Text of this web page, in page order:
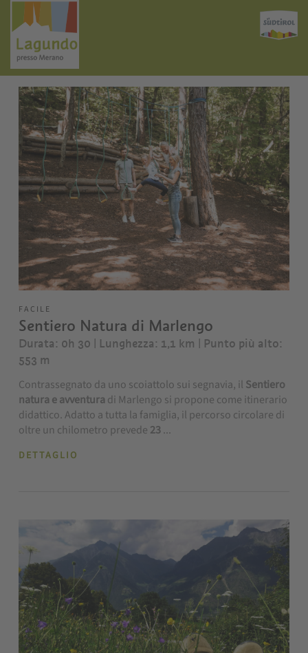
FACILE
Sentiero Natura di Marlengo
Durata: 0h 30 | Lunghezza: 1,1 km | Punto più alto:
553 m
Contrassegnato da uno scoiattolo sui segnavia, il Sentiero
natura e avventura di Marlengo si propone come itinerario
didattico. Adatto a tutta la famiglia, il percorso circolare di
oltre un chilometro prevede 23...
DETTAGLIO